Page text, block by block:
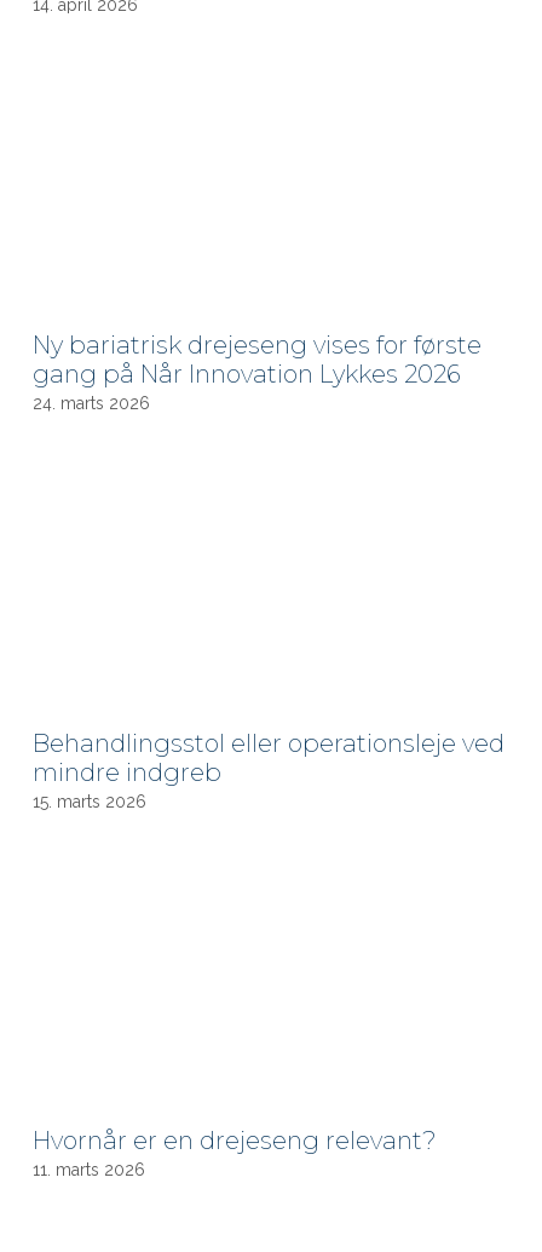
14. april 2026
Ny bariatrisk drejeseng vises for første
gang på Når Innovation Lykkes 2026
24. marts 2026
Behandlingsstol eller operationsleje ved
mindre indgreb
15. marts 2026
Hvornår er en drejeseng relevant?
11. marts 2026